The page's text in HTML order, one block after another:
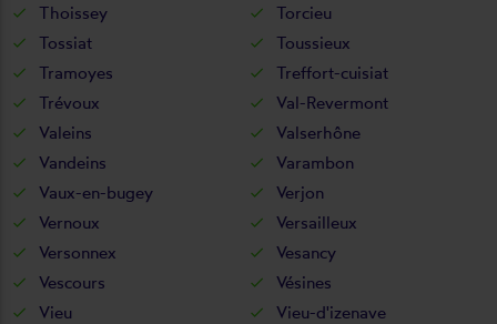
Thoissey
Torcieu
Tossiat
Toussieux
Tramoyes
Treffort-cuisiat
Trévoux
Val-Revermont
Valeins
Valserhône
Vandeins
Varambon
Vaux-en-bugey
Verjon
Vernoux
Versailleux
Versonnex
Vesancy
Vescours
Vésines
Vieu
Vieu-d'izenave